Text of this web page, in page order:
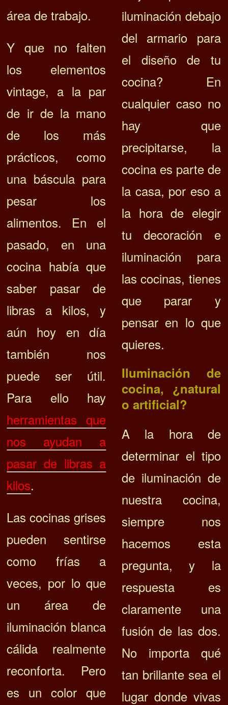
área de trabajo.
Y que no falten
los elementos
vintage, a la par
de ir de la mano
de los más
prácticos, como
una báscula para
pesar los
alimentos. En el
pasado, en una
cocina había que
saber pasar de
libras a kilos, y
aún hoy en día
también nos
puede ser útil.
Para ello hay
herramientas que
nos ayudan a
pasar de libras a
kilos.
Las cocinas grises
pueden sentirse
como frías a
veces, por lo que
un área de
iluminación blanca
cálida realmente
reconforta. Pero
es un color que
iluminación debajo
del armario para
el diseño de tu
cocina? En
cualquier caso no
hay que
precipitarse, la
cocina es parte de
la casa, por eso a
la hora de elegir
tu decoración e
iluminación para
las cocinas, tienes
que parar y
pensar en lo que
quieres.
Iluminación de
cocina, ¿natural
o artificial?
A la hora de
determinar el tipo
de iluminación de
nuestra cocina,
siempre nos
hacemos esta
pregunta, y la
respuesta es
claramente una
fusión de las dos.
No importa qué
tan brillante sea el
lugar donde vivas